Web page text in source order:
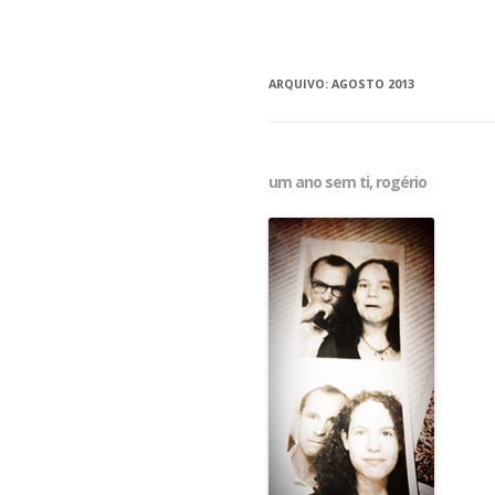
ARQUIVO: AGOSTO 2013
um ano sem ti, rogério